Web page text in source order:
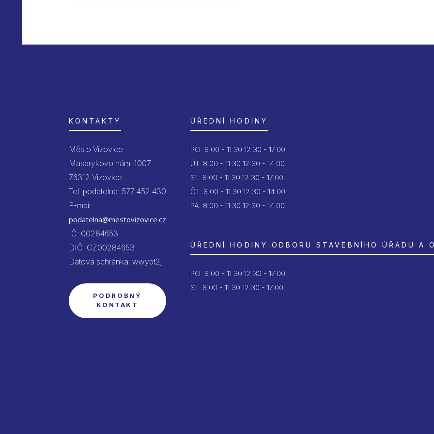
KONTAKTY
Město Vizovice
Masarykovo nám. 1007
76312 Vizovice
Tel. podatelna: 577 452 430
E-mail:
podatelna@mestovizovice.cz
IČ: 00284653
DIČ: CZ00284653
Datová schránka: wwybt2j
PODROBNÝ
KONTAKT
ÚŘEDNÍ HODINY
PO: 8:00 - 11:30 12:30 - 17:00
ÚT: 8:00 - 11:30 12:30 - 14:00
ST: 8:00 - 11:30 12:30 - 17:00
ČT: 8:00 - 11:30 12:30 - 14:00
PÁ: 8:00 - 11:30 12:30 - 14:00
ÚŘEDNÍ HODINY ODBORU STAVEBNÍHO ÚŘADU A
PO: 8:00 - 11:30 12:30 - 17:00
ST: 8:00 - 11:30 12:30 - 17:00